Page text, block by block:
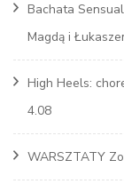
Bachata
Magdą i
High Heels:
4.08
WARSZTATY